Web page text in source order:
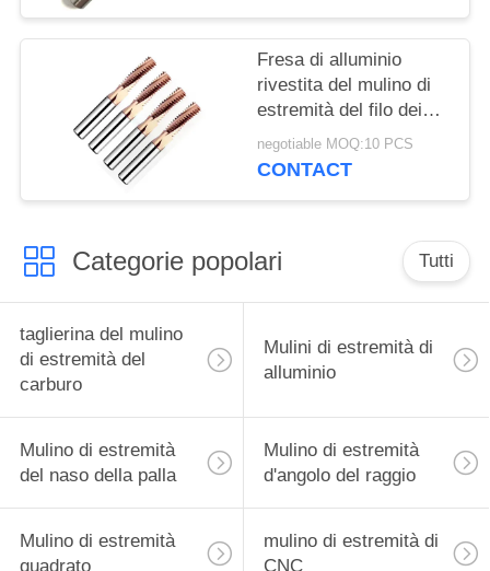
Fresa di alluminio
rivestita del mulino di
estremità del filo dei
mulini di estremità di
taglio
negotiable MOQ:10 PCS
CONTACT
Categorie popolari Tutti
taglierina del mulino
di estremità del
carburo
Mulini di estremità di
alluminio
Mulino di estremità
del naso della palla
Mulino di estremità
d'angolo del raggio
Mulino di estremità
quadrato
mulino di estremità di
CNC